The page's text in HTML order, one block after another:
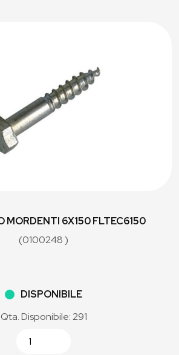
MORDENTI 6X150 FLTEC6150
(0100248 )
DISPONIBILE
Qta. Disponibile: 291